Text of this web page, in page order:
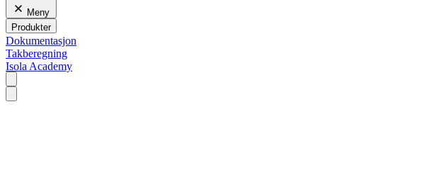
Meny
Produkter
Dokumentasjon
Takberegning
Isola Academy